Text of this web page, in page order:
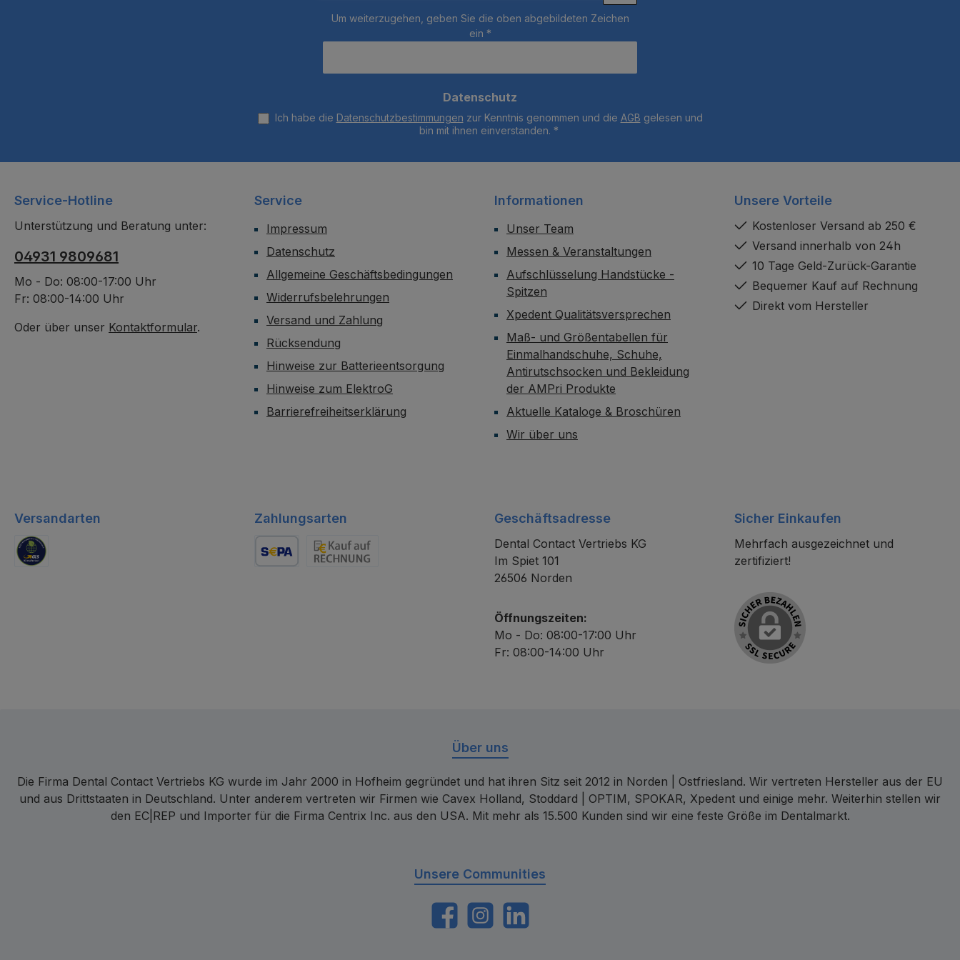
Um weiterzugehen, geben Sie die oben abgebildeten Zeichen
ein *
Datenschutz
Ich habe die Datenschutzbestimmungen zur Kenntnis genommen und die AGB gelesen und
bin mit ihnen einverstanden. *
Service-Hotline
Unterstützung und Beratung unter:
04931 9809681
Mo - Do: 08:00-17:00 Uhr
Fr: 08:00-14:00 Uhr
Oder über unser Kontaktformular.
Service
Impressum
Datenschutz
Allgemeine Geschäftsbedingungen
Widerrufsbelehrungen
Versand und Zahlung
Rücksendung
Hinweise zur Batterieentsorgung
Hinweise zum ElektroG
Barrierefreiheitserklärung
Informationen
Unser Team
Messen & Veranstaltungen
Aufschlüsselung Handstücke -
Spitzen
Xpedent Qualitätsversprechen
Maß- und Größentabellen für
Einmalhandschuhe, Schuhe,
Antirutschsocken und Bekleidung
der AMPri Produkte
Aktuelle Kataloge & Broschüren
Wir über uns
Unsere Vorteile
Kostenloser Versand ab 250 €
Versand innerhalb von 24h
10 Tage Geld-Zurück-Garantie
Bequemer Kauf auf Rechnung
Direkt vom Hersteller
Versandarten Zahlungsarten Geschäftsadresse
Dental Contact Vertriebs KG
Im Spiet 101
26506 Norden
Öffnungszeiten:
Mo - Do: 08:00-17:00 Uhr
Fr: 08:00-14:00 Uhr
Sicher Einkaufen
Mehrfach ausgezeichnet und
zertifiziert!
Über uns
Die Firma Dental Contact Vertriebs KG wurde im Jahr 2000 in Hofheim gegründet und hat ihren Sitz seit 2012 in Norden | Ostfriesland. Wir vertreten Hersteller aus der EU
und aus Drittstaaten in Deutschland. Unter anderem vertreten wir Firmen wie Cavex Holland, Stoddard | OPTIM, SPOKAR, Xpedent und einige mehr. Weiterhin stellen wir
den EC|REP und Importer für die Firma Centrix Inc. aus den USA. Mit mehr als 15.500 Kunden sind wir eine feste Größe im Dentalmarkt.
Unsere Communities
https://www.facebook.com/dentalcontact
InstagramLinkedIn